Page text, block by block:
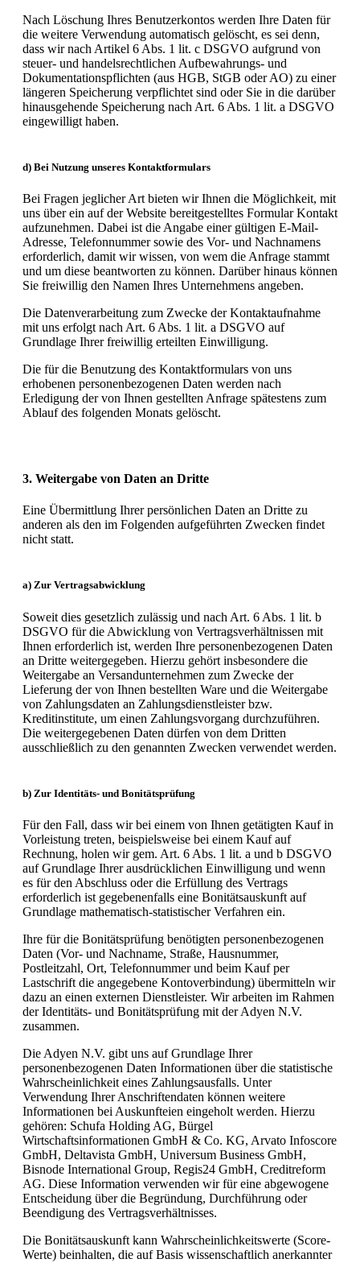
Nach Löschung Ihres Benutzerkontos werden Ihre Daten für
die weitere Verwendung automatisch gelöscht, es sei denn,
dass wir nach Artikel 6 Abs. 1 lit. c DSGVO aufgrund von
steuer- und handelsrechtlichen Aufbewahrungs- und
Dokumentationspflichten (aus HGB, StGB oder AO) zu einer
längeren Speicherung verpflichtet sind oder Sie in die darüber
hinausgehende Speicherung nach Art. 6 Abs. 1 lit. a DSGVO
eingewilligt haben.
d) Bei Nutzung unseres Kontaktformulars
Bei Fragen jeglicher Art bieten wir Ihnen die Möglichkeit, mit
uns über ein auf der Website bereitgestelltes Formular Kontakt
aufzunehmen. Dabei ist die Angabe einer gültigen E-Mail-
Adresse, Telefonnummer sowie des Vor- und Nachnamens
erforderlich, damit wir wissen, von wem die Anfrage stammt
und um diese beantworten zu können. Darüber hinaus können
Sie freiwillig den Namen Ihres Unternehmens angeben.
Die Datenverarbeitung zum Zwecke der Kontaktaufnahme
mit uns erfolgt nach Art. 6 Abs. 1 lit. a DSGVO auf
Grundlage Ihrer freiwillig erteilten Einwilligung.
Die für die Benutzung des Kontaktformulars von uns
erhobenen personenbezogenen Daten werden nach
Erledigung der von Ihnen gestellten Anfrage spätestens zum
Ablauf des folgenden Monats gelöscht.
3. Weitergabe von Daten an Dritte
Eine Übermittlung Ihrer persönlichen Daten an Dritte zu
anderen als den im Folgenden aufgeführten Zwecken findet
nicht statt.
a) Zur Vertragsabwicklung
Soweit dies gesetzlich zulässig und nach Art. 6 Abs. 1 lit. b
DSGVO für die Abwicklung von Vertragsverhältnissen mit
Ihnen erforderlich ist, werden Ihre personenbezogenen Daten
an Dritte weitergegeben. Hierzu gehört insbesondere die
Weitergabe an Versandunternehmen zum Zwecke der
Lieferung der von Ihnen bestellten Ware und die Weitergabe
von Zahlungsdaten an Zahlungsdienstleister bzw.
Kreditinstitute, um einen Zahlungsvorgang durchzuführen.
Die weitergegebenen Daten dürfen von dem Dritten
ausschließlich zu den genannten Zwecken verwendet werden.
b) Zur Identitäts- und Bonitätsprüfung
Für den Fall, dass wir bei einem von Ihnen getätigten Kauf in
Vorleistung treten, beispielsweise bei einem Kauf auf
Rechnung, holen wir gem. Art. 6 Abs. 1 lit. a und b DSGVO
auf Grundlage Ihrer ausdrücklichen Einwilligung und wenn
es für den Abschluss oder die Erfüllung des Vertrags
erforderlich ist gegebenenfalls eine Bonitätsauskunft auf
Grundlage mathematisch-statistischer Verfahren ein.
Ihre für die Bonitätsprüfung benötigten personenbezogenen
Daten (Vor- und Nachname, Straße, Hausnummer,
Postleitzahl, Ort, Telefonnummer und beim Kauf per
Lastschrift die angegebene Kontoverbindung) übermitteln wir
dazu an einen externen Dienstleister. Wir arbeiten im Rahmen
der Identitäts- und Bonitätsprüfung mit der Adyen N.V.
zusammen.
Die Adyen N.V. gibt uns auf Grundlage Ihrer
personenbezogenen Daten Informationen über die statistische
Wahrscheinlichkeit eines Zahlungsausfalls. Unter
Verwendung Ihrer Anschriftendaten können weitere
Informationen bei Auskunfteien eingeholt werden. Hierzu
gehören: Schufa Holding AG, Bürgel
Wirtschaftsinformationen GmbH & Co. KG, Arvato Infoscore
GmbH, Deltavista GmbH, Universum Business GmbH,
Bisnode International Group, Regis24 GmbH, Creditreform
AG. Diese Information verwenden wir für eine abgewogene
Entscheidung über die Begründung, Durchführung oder
Beendigung des Vertragsverhältnisses.
Die Bonitätsauskunft kann Wahrscheinlichkeitswerte (Score-
Werte) beinhalten, die auf Basis wissenschaftlich anerkannter